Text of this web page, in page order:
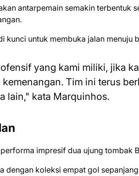
antarpemain semakin terbentuk
kunci untuk membuka jalan menuju
yang kami miliki, jika
Tim ini terus
lain," kata Marquinhos.
impresif dua ujung tombak
dengan koleksi empat gol